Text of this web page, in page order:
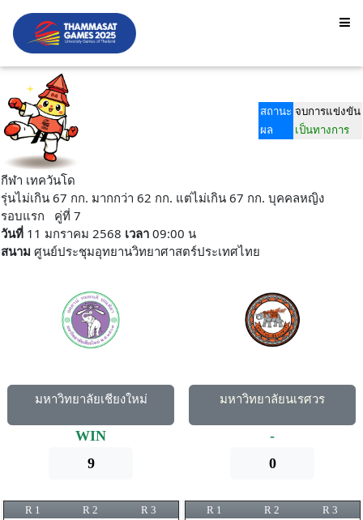
สถานะ จบการแข่งขัน
ผล
เป็นทางการ
กีฬา เทควันโด
รุ่นไม่เกิน 67 กก. มากกว่า 62 กก. แต่ไม่เกิน 67 กก. บุคคลหญิง
รอบแรก คู่ที่ 7
วันที่ 11 มกราคม 2568 เวลา 09:00 น
สนาม ศูนย์ประชุมอุทยานวิทยาศาสตร์ประเทศไทย
มหาวิทยาลัยเชียงใหม่
WIN
9
R 1 R 2
R 3
มหาวิทยาลัยนเรศวร
-
0
R 1 R 2
R 3